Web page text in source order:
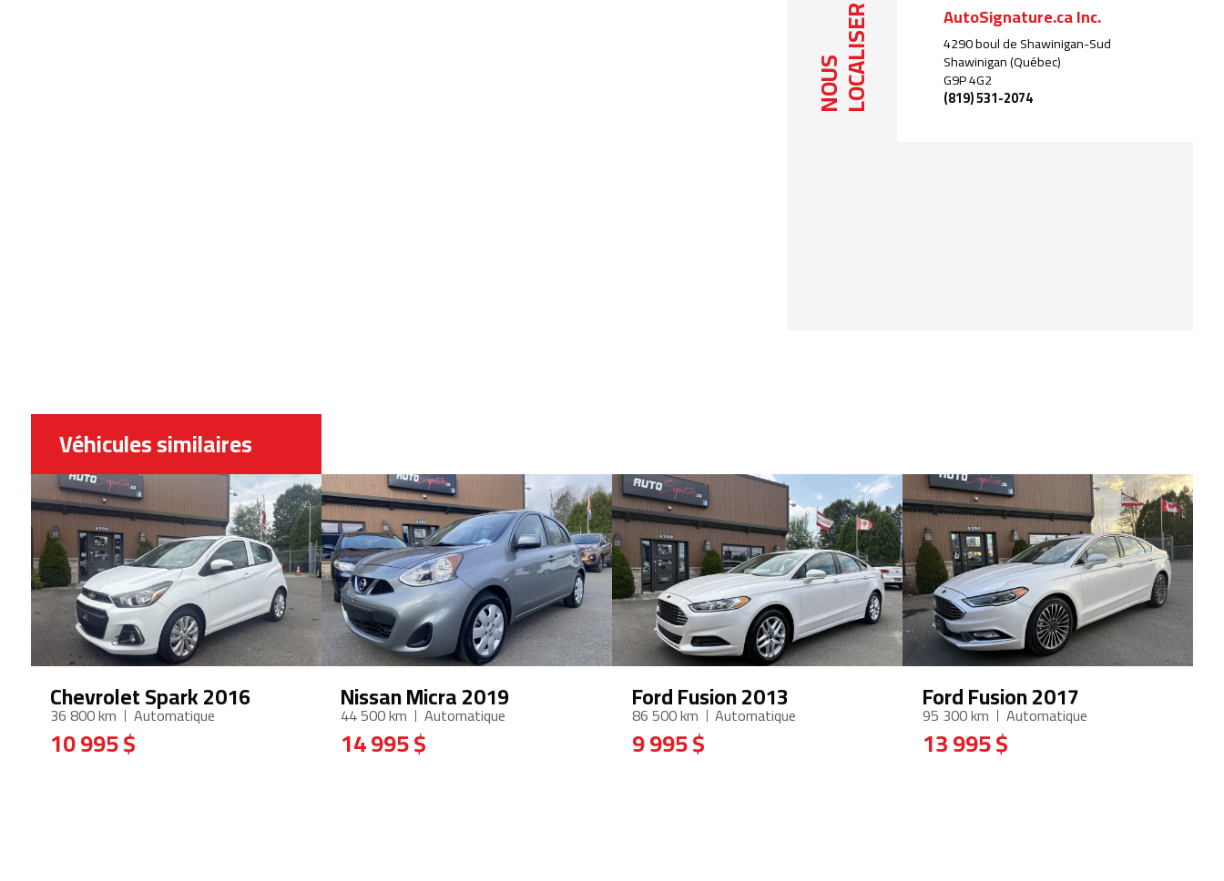
NOUSLOCALISER AutoSignature.ca Inc.
4290 boul de Shawinigan-Sud
Shawinigan (Québec)
G9P 4G2
(819) 531-2074
Véhicules similaires
Chevrolet Spark 2016
36 800 km Automatique
10 995 $
Nissan Micra 2019
44 500 km Automatique
14 995 $
Ford Fusion 2013
86 500 km Automatique
9 995 $
Ford Fusion 2017
95 300 km Automatique
13 995 $